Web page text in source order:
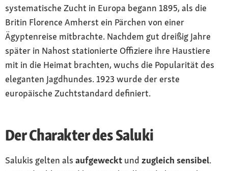
systematische Zucht in Europa begann 1895, als die
Britin Florence Amherst ein Pärchen von einer
Ägyptenreise mitbrachte. Nachdem gut dreißig Jahre
später in Nahost stationierte Offiziere ihre Haustiere
mit in die Heimat brachten, wuchs die Popularität des
eleganten Jagdhundes. 1923 wurde der erste
europäische Zuchtstandard definiert.
Der Charakter des Saluki
Salukis gelten als aufgeweckt und zugleich sensibel.